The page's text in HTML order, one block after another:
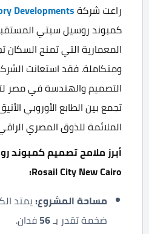
راعت شركةDevelopments
كمبوند روسيل سيتي
المعمارية التي تمنح السكان
ومتكاملة. فقد استعانت
التصميم والهندسة في مصر
تجمع بين الطابع الأوروبي
الملائمة للذوق المصري
أبرز ملامح تصميم كمبوند
Rosail City New Cairo
:
مساحة المشروع: يمتد
ضخمة تقدر بـ56فدان.